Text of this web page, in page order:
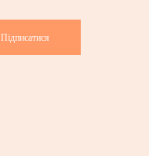
Підписатися